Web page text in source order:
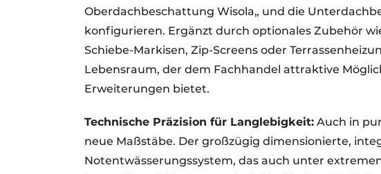
Oberdachbeschattung Wisola„ und die
konfigurieren. Ergänzt durch optionales Zubehör
Schiebe-Markisen, Zip-Screens oder
Lebensraum, der dem Fachhandel attraktive
Erweiterungen bietet.
Technische Präzision für Langlebigkeit: Auch in
neue Maßstäbe. Der großzügig dimensionierte,
Notentwässerungssystem, das auch unter